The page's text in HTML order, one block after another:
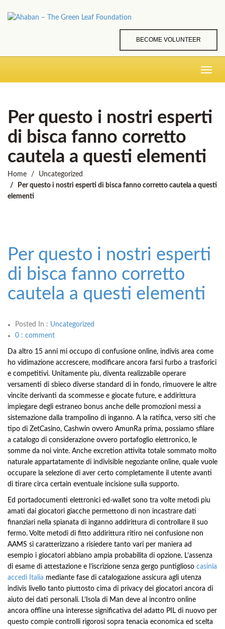
BECOME VOLUNTEER
Toggle
Per questo i nostri esperti
di bisca fanno corretto
cautela a questi elementi
Home
Uncategorized
Per questo i nostri esperti di bisca fanno corretto cautela a questi
elementi
Per questo i nostri esperti
di bisca fanno corretto
cautela a questi elementi
Posted In : Uncategorized
0 : comment
Da altro 15 anni mi occupo di confusione online, indivis area come
ho vidimazione accrescere, modificare ancora farsi furbo a trasforici
e competitivi. Unitamente piu, diventa realizzabile operare
versamenti di sbieco diverse standard di in fondo, rimuovere le altre
vincite derivanti da scommesse e giocate future, e addirittura
impiegare degli estraneo bonus anche delle promozioni messi a
sistemazione dalla trampolino di inganno. A la ratifica, verso siti che
tipo di ZetCasino, Cashwin ovvero AmunRa prima, possiamo sfilare
a catalogo di considerazione ovvero portafoglio elettronico, le
somme da noi vinte. Anche excretion attivita totale sommato molto
naturale appartatamente di indivisible negoziante online, quale vuole
occupare la selezione di aver certo completamente il utente avanti
di tirare circa certain eventuale incisione sulla supporto.
Ed portadocumenti elettronici ed-wallet sono tra volte metodi piu
amati dai giocatori giacche permettono di non incastrare dati
finanziari nella spianata di inganno addirittura di controllare il suo
fermo. Volte metodi di fitto addirittura ritiro nei confusione non
AAMS si caratterizzano a risiedere tanto vari per maniera ad
esempio i giocatori abbiano ampia probabilita di opzione. L’assenza
di esame di attestazione e l’iscrizione senza gergo puntiglioso casinia
accedi Italia mediante fase di catalogazione assicura agli utenza
indivis livello tanto piuttosto cima di privacy dei giocatori ancora di
aiuto dei dati personali. L’Isola di Man deve al incontro online
ancora offline una interesse significativa del adatto PIL di nuovo per
questo compie controlli rigorosi sopra tenacia economica ed scelta